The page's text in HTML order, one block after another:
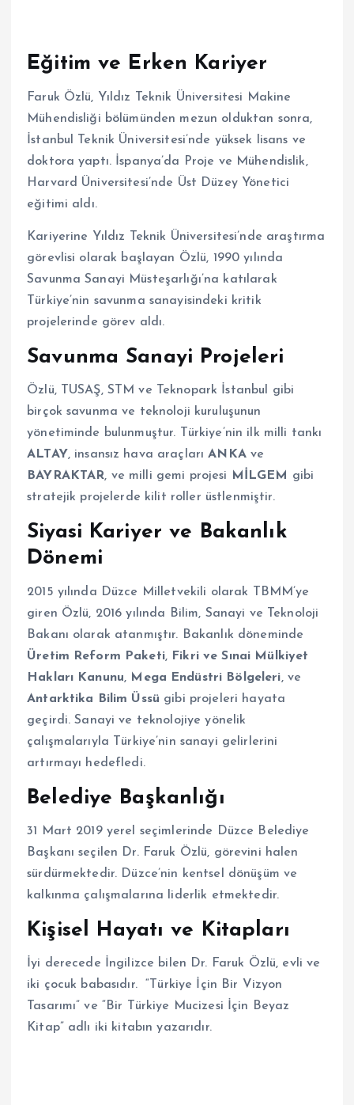
Eğitim ve Erken Kariyer
Faruk Özlü, Yıldız Teknik Üniversitesi Makine
Mühendisliği bölümünden mezun olduktan sonra,
İstanbul Teknik Üniversitesi’nde yüksek lisans ve
doktora yaptı. İspanya’da Proje ve Mühendislik,
Harvard Üniversitesi’nde Üst Düzey Yönetici
eğitimi aldı.
Kariyerine Yıldız Teknik Üniversitesi’nde araştırma
görevlisi olarak başlayan Özlü, 1990 yılında
Savunma Sanayi Müsteşarlığı’na katılarak
Türkiye’nin savunma sanayisindeki kritik
projelerinde görev aldı.
Savunma Sanayi Projeleri
Özlü, TUSAŞ, STM ve Teknopark İstanbul gibi
birçok savunma ve teknoloji kuruluşunun
yönetiminde bulunmuştur. Türkiye’nin ilk milli tankı
ALTAY, insansız hava araçlarıANKAve
BAYRAKTAR, ve milli gemi projesi MİLGEM
gibi
stratejik projelerde kilit roller üstlenmiştir.
Siyasi Kariyer ve Bakanlık
Dönemi
2015 yılında Düzce Milletvekili olarak TBMM’ye
giren Özlü, 2016 yılında Bilim, Sanayi ve Teknoloji
Bakanı olarak atanmıştır. Bakanlık döneminde
Üretim Reform Paketi, Fikri ve Sınai Mülkiyet
Hakları Kanunu, Mega Endüstri Bölgeleri, ve
Antarktika Bilim Üssü gibi projeleri hayata
geçirdi. Sanayi ve teknolojiye yönelik
çalışmalarıyla Türkiye’nin sanayi gelirlerini
artırmayı hedefledi.
Belediye Başkanlığı
31 Mart 2019 yerel seçimlerinde Düzce Belediye
Başkanı seçilen Dr. Faruk Özlü, görevini halen
sürdürmektedir. Düzce’nin kentsel dönüşüm ve
kalkınma çalışmalarına liderlik etmektedir.
Kişisel Hayatı ve Kitapları
İyi derecede İngilizce bilen Dr. Faruk Özlü, evli ve
iki çocuk babasıdır. “Türkiye İçin Bir Vizyon
Tasarımı” ve “Bir Türkiye Mucizesi İçin Beyaz
Kitap” adlı iki kitabın yazarıdır.